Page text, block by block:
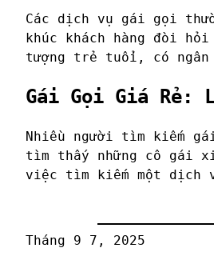
Các dịch vụ gái gọi
khúc khách hàng đòi
tượng trẻ tuổi, có ngân
Gái Gọi Giá Rẻ:
Nhiều người tìm kiếm
tìm thấy những cô gái
việc tìm kiếm một dịch
Tháng 9 7, 2025